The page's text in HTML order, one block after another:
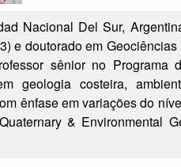
Nacional Del Sur,
e doutorado em
sênior no Programa
geologia costeira,
ênfase em variações do
& Environmental